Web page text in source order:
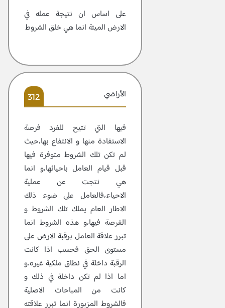
على اساس ان نتيجة عمله في
الارض الميتة انما هي خلق الشروط
الأراضي 312
فيها التي تتيح للفرد فرصة
الاستفادة منها و الانتفاع بها،حيث
لم تكن تلك الشروط متوفرة فيها
قبل قيام العامل باحيائها،و انما
هي نتجت عن عملية
الاحياء،فالعامل على ضوء ذلك
الاطار العام يملك تلك الشروط و
الفرصة فيها،و هذه الشروط انما
تبرر علاقة العامل برقبة الارض على
مستوى الحق فحسب اذا كانت
الرقبة داخلة في نطاق ملكية غيره.و
اما اذا لم تكن داخلة في ذلك و
كانت من المباحات الاصلية
فالشروط المزبورة انما تبرر علاقته